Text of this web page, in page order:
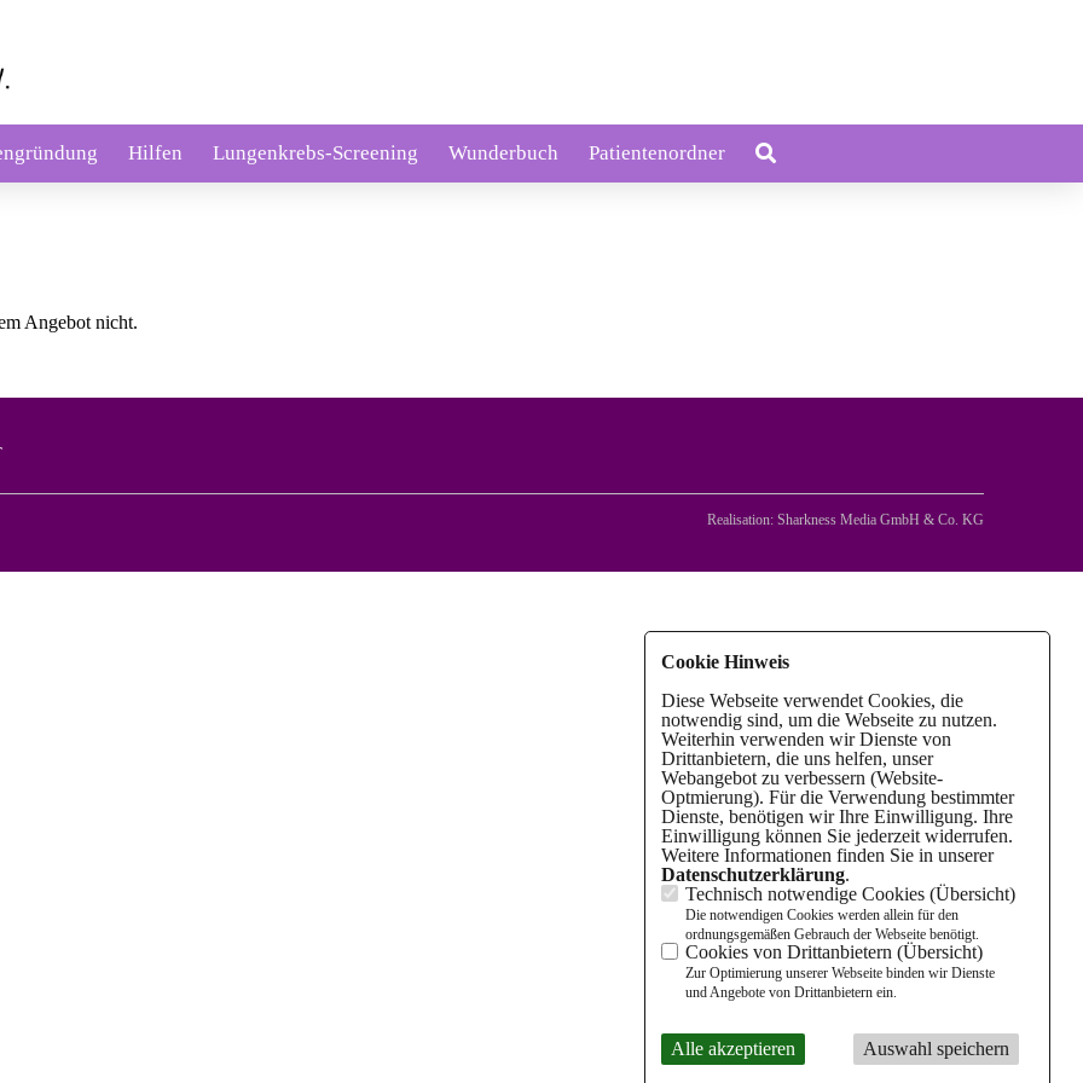
Hilfen Lungenkrebs-Screening Wunderbuch Patientenordner
Angebot nicht.
Realisation: Sharkness Media GmbH & Co. KG
Cookie Hinweis
Diese Webseite verwendet Cookies, die
notwendig sind, um die Webseite zu nutzen.
Weiterhin verwenden wir Dienste von
Drittanbietern, die uns helfen, unser
Webangebot zu verbessern (Website-
Optmierung). Für die Verwendung bestimmter
Dienste, benötigen wir Ihre Einwilligung. Ihre
Einwilligung können Sie jederzeit widerrufen.
Weitere Informationen finden Sie in unserer
Datenschutzerklärung.
Technisch notwendige Cookies (Übersicht)
Die notwendigen Cookies werden allein für den
ordnungsgemäßen Gebrauch der Webseite benötigt.
Cookies von Drittanbietern (Übersicht)
Zur Optimierung unserer Webseite binden wir Dienste
und Angebote von Drittanbietern ein.
Alle akzeptieren Auswahl speichern